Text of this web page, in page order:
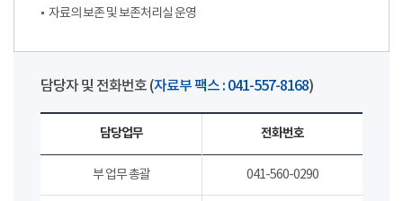
자료의 보존 및 보존처리실 운영
담당자 및 전화번호 (자료부 팩스 : 041-557-8168)
담당업무 전화번호
부 업무 총괄 041-560-0290